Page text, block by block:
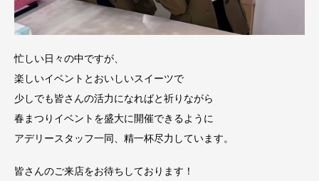
忙しい日々の中ですが、
楽しいイベントとおいしいスイーツで
少しでも皆さんの活力になればと祈りながら
春まつりイベントを盛大に開催できるように
アデリースタッフ一同、精一杯尽力しています。
皆さんのご来店をお待ちしております！